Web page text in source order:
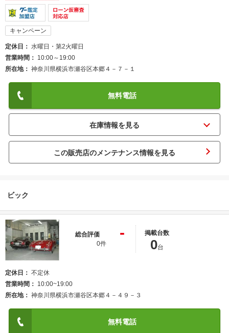
キャンペーン
定休日
水曜日・第2火曜日
営業時間
10:00～19:00
所在地
神奈川県横浜市瀬谷区本郷４－７－１
無料電話
この販売店のメンテナンス情報を見る
ビック
総合評価 -
0件
掲載台数
0台
定休日
不定休
営業時間
10:00~19:00
所在地
神奈川県横浜市瀬谷区本郷４－４９－３
無料電話